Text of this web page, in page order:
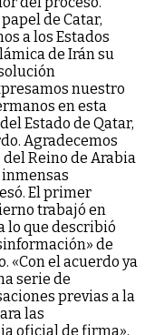
de Catar,
a los Estados
de Irán su
nuestro
en esta
Estado de Qatar,
Agradecemos
Reino de Arabia
El primer
trabajó en
lo que describió
de
«Con el acuerdo ya
serie de
previas a la
las
oficial de firma»,